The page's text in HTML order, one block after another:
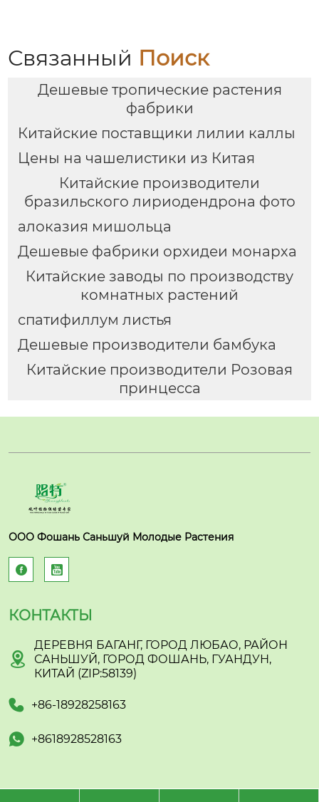
Связанный Поиск
Дешевые тропические растения
фабрики
Китайские поставщики лилии каллы
Цены на чашелистики из Китая
Китайские производители
бразильского лириодендрона фото
алоказия мишольца
Дешевые фабрики орхидеи монарха
Китайские заводы по производству
комнатных растений
спатифиллум листья
Дешевые производители бамбука
Китайские производители Розовая
принцесса
ООО Фошань Саньшуй Молодые Растения
 
КОНТАКТЫ

ДЕРЕВНЯ БАГАНГ, ГОРОД ЛЮБАО, РАЙОН
САНЬШУЙ, ГОРОД ФОШАНЬ, ГУАНДУН,
КИТАЙ (ZIP:58139)
 +86-18928258163
 +8618928528163